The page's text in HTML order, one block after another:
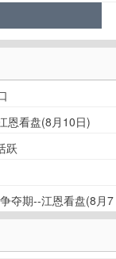
恩看盘(8月10日)
跃
夺期--江恩看盘(8月7